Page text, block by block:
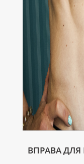
ВПРАВА ДЛЯ